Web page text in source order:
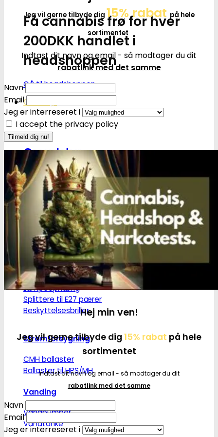
Få cannabis frø for hver
200DKK handlet i
headshoppen
Gå til headshoppen
Groudstyr
Groudstyr
Grolys
LED pære
LED lamper
CMH lys
HPS/MH lys
T5 lamper | Plantedyrkning
Grønt lys - Plante neutralt
Lampeophæng
Splittere til E27 pærer
Beskyttelsesbriller
Strømforsygning
CMH ballaster
Ballaster til HPS/MH
Vanding
Vandpumper
Vandtanke
Jeg vil gerne tilbyde dig 15% rabat på hele
sortimentet
Indtast dit navn og email - så modtager du dit
rabatlink med det samme
Navn
Email
Jeg er interreseret i
I accept the privacy policy
Hej min ven!
Jeg vil gerne tilbyde dig 15% rabat på hele
sortimentet
Indtast dit navn og email - så modtager du dit
rabatlink med det samme
Navn
Email
Jeg er interreseret i